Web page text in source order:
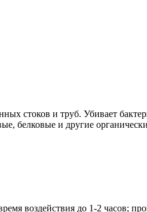
стоков и труб. Убивает
белковые и другие
воздействия до 1-2 часов;